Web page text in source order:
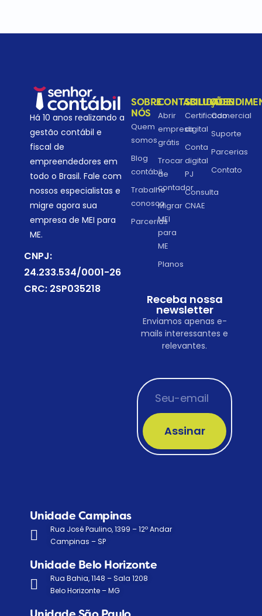
Há 10 anos realizando a
gestão contábil e
fiscal de
empreendedores em
todo o Brasil. Fale com
nossos especialistas e
migre agora sua
empresa de MEI para
ME.
CNPJ:
24.233.534/0001-26
CRC: 2SP035218
SOBRE
NÓS
Quem
somos
Blog
contábil
Trabalhe
conosco
Parcerias
CONTABILIDADE
Abrir
empresa
grátis
Trocar
de
contador
Migrar
MEI
para
ME
Planos
SOLUÇÕES
Certificado
digital
Conta
digital
PJ
Consulta
CNAE
Comercial
Suporte
Parcerias
Contato
Receba nossa
newsletter
Enviamos apenas e-
mails interessantes e
relevantes.
Assinar
Unidade Campinas
Rua José Paulino, 1399 – 12º Andar
Campinas – SP
Unidade Belo Horizonte
Rua Bahia, 1148 – Sala 1208
Belo Horizonte – MG